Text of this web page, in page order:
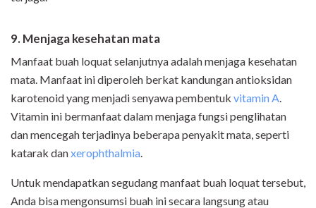
9. Menjaga kesehatan mata
Manfaat buah loquat selanjutnya adalah menjaga kesehatan
mata. Manfaat ini diperoleh berkat kandungan antioksidan
karotenoid yang menjadi senyawa pembentuk vitamin A
Vitamin ini bermanfaat dalam menjaga fungsi penglihatan
dan mencegah terjadinya beberapa penyakit mata, seperti
katarak danxerophthalmia
Untuk mendapatkan segudang manfaat buah loquat tersebut,
Anda bisa mengonsumsi buah ini secara langsung atau